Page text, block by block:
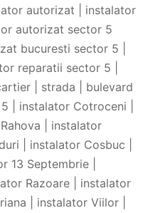
autorizat | instalator
autorizat sector 5
bucuresti sector 5 |
reparatii sector 5 |
| strada | bulevard
| instalator Cotroceni |
| instalator
| instalator Cosbuc |
13 Septembrie |
Razoare | instalator
| instalator Viilor |